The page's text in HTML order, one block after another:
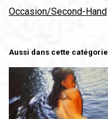
Occasion/Second-Hand
Aussi dans cette catégorie